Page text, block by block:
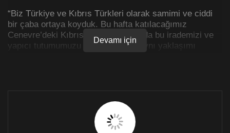
“Biz Türkiye ve Kıbrıs Türkleri olarak samimi ve ciddi
bir çaba ortaya koyduk. Bu hafta katılacağımız
Cenevre’deki Kıbrıs konferansında da bu irademizi ve
yapıcı tutumumuzu sürdüreceğiz. Aynı yaklaşımı
Cenevre’den hangi sonuç çıkarsa çıksın biz Kıbrıs
Türkü’nü sahipsiz bırakmayacak kudrete ve iradeye
sahibiz. Bundan kimsenin şüphesi olmasın.”
Devamı için